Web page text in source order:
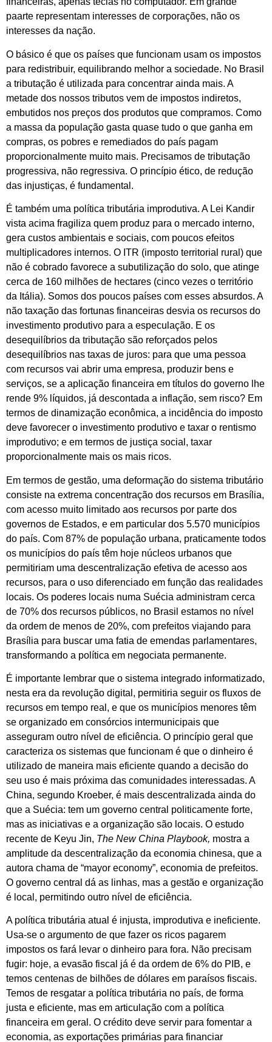
paarte representam interesses de corporações, não os
interesses da nação.
O básico é que os países que funcionam usam os impostos
para redistribuir, equilibrando melhor a sociedade. No Brasil
a tributação é utilizada para concentrar ainda mais. A
metade dos nossos tributos vem de impostos indiretos,
embutidos nos preços dos produtos que compramos. Como
a massa da população gasta quase tudo o que ganha em
compras, os pobres e remediados do país pagam
proporcionalmente muito mais. Precisamos de tributação
progressiva, não regressiva. O princípio ético, de redução
das injustiças, é fundamental.
É também uma política tributária improdutiva. A Lei Kandir
vista acima fragiliza quem produz para o mercado interno,
gera custos ambientais e sociais, com poucos efeitos
multiplicadores internos. O ITR (imposto territorial rural) que
não é cobrado favorece a subutilização do solo, que atinge
cerca de 160 milhões de hectares (cinco vezes o território
da Itália). Somos dos poucos países com esses absurdos. A
não taxação das fortunas financeiras desvia os recursos do
investimento produtivo para a especulação. E os
desequilíbrios da tributação são reforçados pelos
desequilíbrios nas taxas de juros: para que uma pessoa
com recursos vai abrir uma empresa, produzir bens e
serviços, se a aplicação financeira em títulos do governo lhe
rende 9% líquidos, já descontada a inflação, sem risco? Em
termos de dinamização econômica, a incidência do imposto
deve favorecer o investimento produtivo e taxar o rentismo
improdutivo; e em termos de justiça social, taxar
proporcionalmente mais os mais ricos.
Em termos de gestão, uma deformação do sistema tributário
consiste na extrema concentração dos recursos em Brasília,
com acesso muito limitado aos recursos por parte dos
governos de Estados, e em particular dos 5.570 municípios
do país. Com 87% de população urbana, praticamente todos
os municípios do país têm hoje núcleos urbanos que
permitiriam uma descentralização efetiva de acesso aos
recursos, para o uso diferenciado em função das realidades
locais. Os poderes locais numa Suécia administram cerca
de 70% dos recursos públicos, no Brasil estamos no nível
da ordem de menos de 20%, com prefeitos viajando para
Brasília para buscar uma fatia de emendas parlamentares,
transformando a política em negociata permanente.
É importante lembrar que o sistema integrado informatizado,
nesta era da revolução digital, permitiria seguir os fluxos de
recursos em tempo real, e que os municípios menores têm
se organizado em consórcios intermunicipais que
asseguram outro nível de eficiência. O princípio geral que
caracteriza os sistemas que funcionam é que o dinheiro é
utilizado de maneira mais eficiente quando a decisão do
seu uso é mais próxima das comunidades interessadas. A
China, segundo Kroeber, é mais descentralizada ainda do
que a Suécia: tem um governo central politicamente forte,
mas as iniciativas e a organização são locais. O estudo
recente de Keyu Jin, The New China Playbook, mostra a
amplitude da descentralização da economia chinesa, que a
autora chama de “mayor economy”, economia de prefeitos.
O governo central dá as linhas, mas a gestão e organização
é local, permitindo outro nível de eficiência.
A política tributária atual é injusta, improdutiva e ineficiente.
Usa-se o argumento de que fazer os ricos pagarem
impostos os fará levar o dinheiro para fora. Não precisam
fugir: hoje, a evasão fiscal já é da ordem de 6% do PIB, e
temos centenas de bilhões de dólares em paraísos fiscais.
Temos de resgatar a política tributária no país, de forma
justa e eficiente, mas em articulação com a política
financeira em geral. O crédito deve servir para fomentar a
economia, as exportações primárias para financiar